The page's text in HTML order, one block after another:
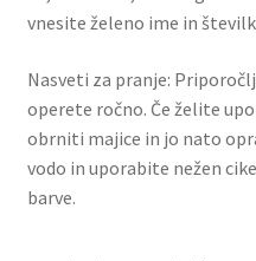
vnesite želeno ime in
Nasveti za pranje:
operete ročno. Če želite
obrniti majice in jo nato
vodo in uporabite nežen
barve.